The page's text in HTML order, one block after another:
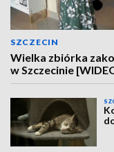
SZCZECIN
Wielka zbiórka
w Szczecinie